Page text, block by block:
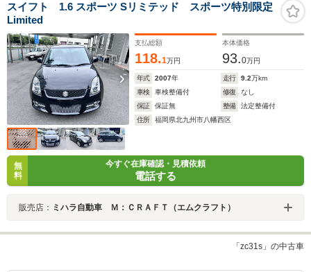
スイフト 1.6 スポーツ Sリミテッド スポーツ特別限定
Limited
支払総額
118.1万円
本体価格
93.0万円
年式 2007年 走行 9.2万km
車検
車検整備付 修復
なし
保証
保証無 整備
法定整備付
住所
福岡県北九州市八幡西区
無
料
今すぐ在庫確認・見積依頼
電話する
販売店： ミハラ自動車 Ｍ：ＣＲＡＦＴ（エムクラフト）
「zc31s」の中古車